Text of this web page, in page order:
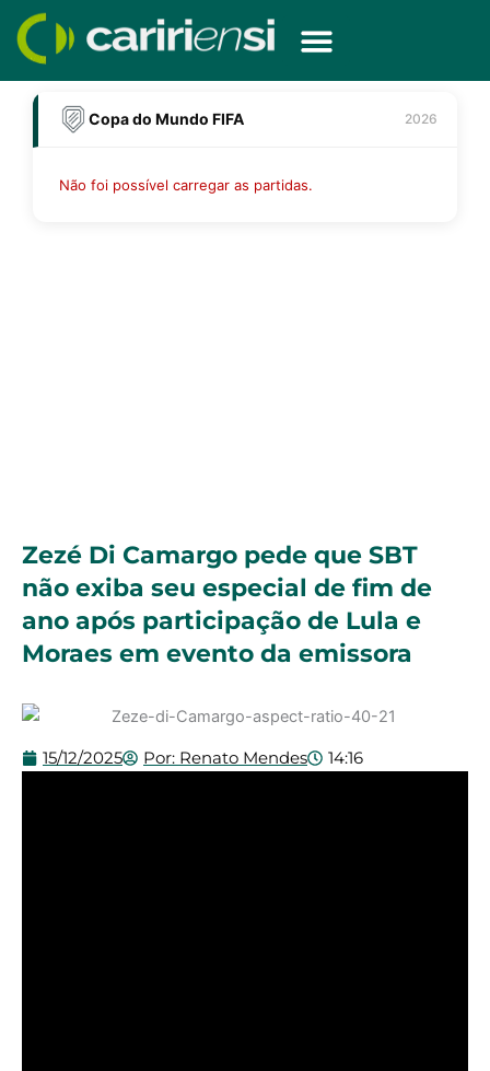
para
conteúdo
Copa do Mundo FIFA 2026
Não foi possível carregar as partidas.
Zezé Di Camargo pede que SBT
não exiba seu especial de fim de
ano após participação de Lula e
Moraes em evento da emissora
15/12/2025 Por: Renato Mendes 14:16